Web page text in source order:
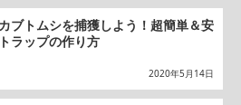
ブトムシを捕獲しよう！超簡単＆安
ラップの作り方
2020年5月14日